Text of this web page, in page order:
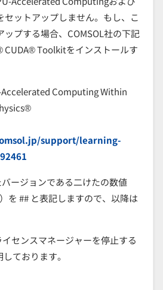
セットアップしません。もし、こ
プする場合、 COMSOL社の下記
CUDA®Toolkitをインストールす
Computing Within
support/learning-
ージョンである二けたの数値
を ## と表記しますので、以降は
センスマネージャーを停止する
ております。